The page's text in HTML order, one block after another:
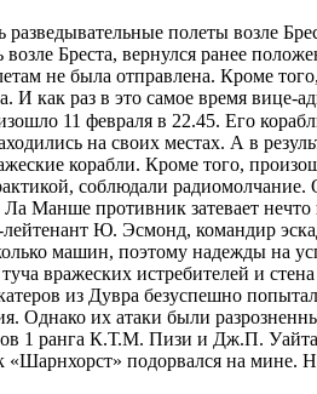
полеты возле
Бреста, вернулся ранее
не была отправлена. Кроме
И как раз в это самое время вице-
11 февраля в 22.45. Его
на своих местах. А в
корабли. Кроме того,
соблюдали
Манше противник затевает
Ю. Эсмонд, командир
машин, поэтому надежды на
вражеских истребителей и
из Дувра безуспешно
Однако их атаки были
1 ранга К.Т.М. Пизи и Дж.П.
подорвался на мине.